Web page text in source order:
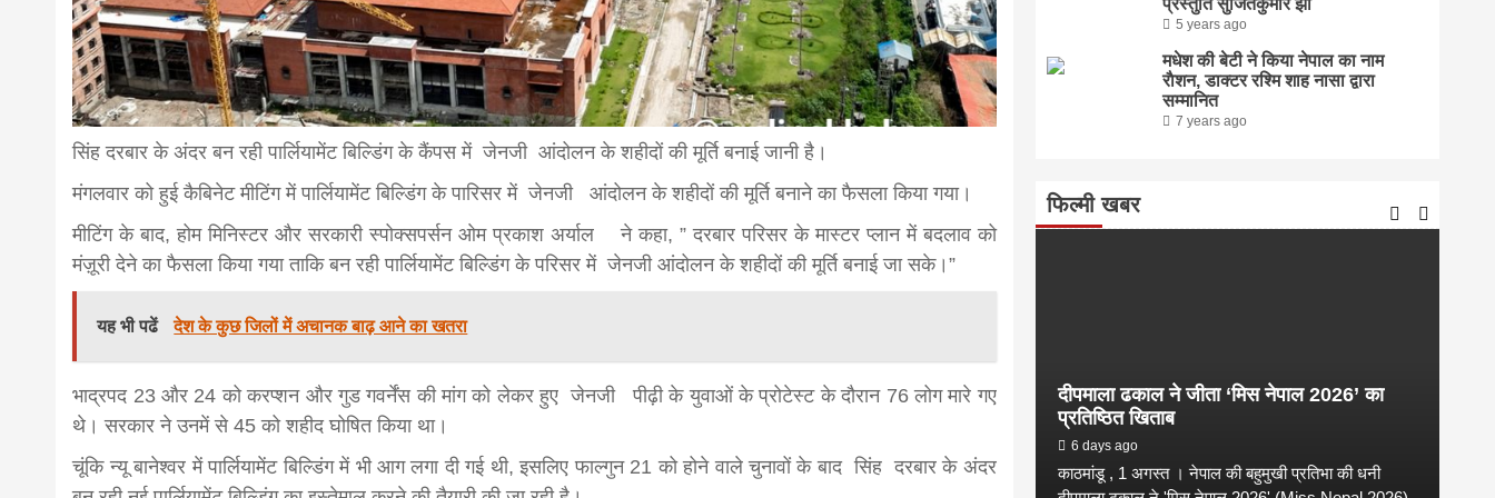
news,loan,bank
news, madhesh
khabar
सिंह दरबार के अंदर बन रही पार्लियामेंट बिल्डिंग के कैंपस में जेनजी आंदोलन के शहीदों की मूर्ति बनाई जानी है।
मंगलवार को हुई कैबिनेट मीटिंग में पार्लियामेंट बिल्डिंग के पारिसर में जेनजी आंदोलन के शहीदों की मूर्ति बनाने का फैसला किया गया।
मीटिंग के बाद, होम मिनिस्टर और सरकारी स्पोक्सपर्सन ओम प्रकाश अर्याल ने कहा, ” दरबार परिसर के मास्टर प्लान में बदलाव को
मंज़ूरी देने का फैसला किया गया ताकि बन रही पार्लियामेंट बिल्डिंग के परिसर में जेनजी आंदोलन के शहीदों की मूर्ति बनाई जा सके।”
यह भी पढें देश के कुछ जिलों में अचानक बाढ़ आने का खतरा
भाद्रपद 23 और 24 को करप्शन और गुड गवर्नेंस की मांग को लेकर हुए जेनजी पीढ़ी के युवाओं के प्रोटेस्ट के दौरान 76 लोग मारे गए
थे। सरकार ने उनमें से 45 को शहीद घोषित किया था।
चूंकि न्यू बानेश्वर में पार्लियामेंट बिल्डिंग में भी आग लगा दी गई थी, इसलिए फाल्गुन 21 को होने वाले चुनावों के बाद सिंह दरबार के अंदर
प्रस्तुति सुजितकुमार झा
5 years ago
मधेश की बेटी ने किया नेपाल का नाम
राैशन, डाक्टर रश्मि शाह नासा द्वारा
सम्मानित
7 years ago
फिल्मी खबर
काठमांडू, फागुन ४ – चितवन क्षेत्र नम्बर ३ में प्रतिनिधिसभा
दीपमाला ढकाल ने जीता ‘मिस नेपाल 2026’ का
प्रतिष्ठित खिताब
6 days ago
काठमांडू , 1 अगस्त । नेपाल की बहुमुखी प्रतिभा की धनी